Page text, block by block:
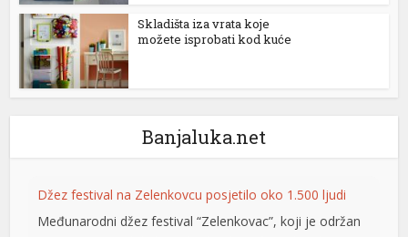
Skladišta iza vrata koje
možete isprobati kod kuće
Banjaluka.net
Džez festival na Zelenkovcu posjetilo oko 1.500 ljudi
Međunarodni džez festival “Zelenkovac”, koji je održan